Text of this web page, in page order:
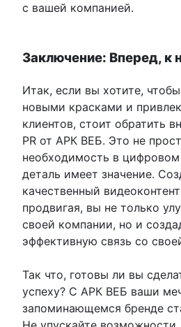
с вашей компанией.
Заключение: Вперед, к
Итак, если вы хотите,
новыми красками и
клиентов, стоит обратить
PR от АРК ВЕБ. Это не
необходимость в цифровом
деталь имеет значение.
качественный
продвигая, вы не только
своей компании, но и
эффективную связь со
Так что, готовы ли вы
успеху? С АРК ВЕБ ваши
запоминающемся бренде